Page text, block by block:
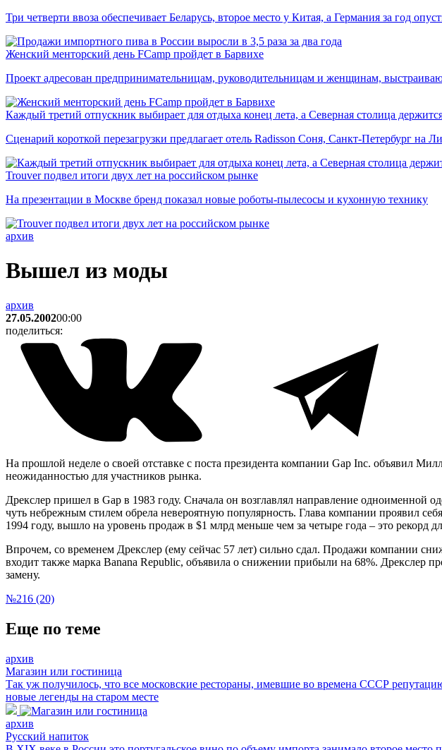
Три четверти ввоза обеспечивает Беларусь, второе место у Китая, а Германия за год
Женский менторский день FCamp пройдет в Барвихе
Проект адресован предпринимательницам, руководительницам и женщинам,
Каждый третий отпускник выбирает для отдыха конец лета, а Северная столица
Сценарий короткой перезагрузки предлагает отель Radisson Соня, Санкт-Петербург на
Trouver подвел итоги двух лет на российском рынке
На презентации в Москве бренд показал новые роботы-пылесосы и кухонную технику
архив
Вышел из моды
архив
27.05.200200:00
поделиться:
На прошлой неделе о своей отставке с поста президента компании Gap Inc. объявил
неожиданностью для участников рынка.
Дрекслер пришел в Gap в 1983 году. Сначала он возглавлял направление
чуть небрежным стилем обрела невероятную популярность. Глава компании проявил
1994 году, вышло на уровень продаж в $1 млрд меньше чем за четыре года – это рекорд
Впрочем, со временем Дрекслер (ему сейчас 57 лет) сильно сдал. Продажи компании
входит также марка Banana Republic, объявила о снижении прибыли на 68%. Дрекслер
замену.
№216 (20)
Еще по теме
архив
Магазин или гостиница
Так уж получилось, что все московские рестораны, имевшие во времена СССР
новые легенды на старом месте
архив
Русский напиток